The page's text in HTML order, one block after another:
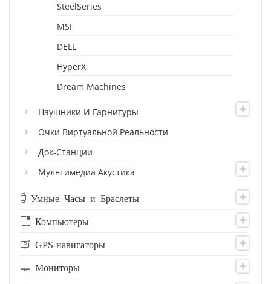
SteelSeries
MSI
DELL
HyperX
Dream Machines
Наушники И Гарнитуры
Очки Виртуальной Реальности
Док-Станции
Мультимедиа Акустика
Умные Часы и Браслеты
Компьютеры
GPS-навигаторы
Мониторы